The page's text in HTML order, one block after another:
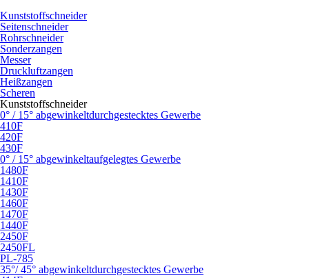
Kunststoffschneider
Seitenschneider
Rohrschneider
Sonderzangen
Messer
Druckluftzangen
Heißzangen
Scheren
Kunststoffschneider
0° / 15° abgewinkeltdurchgestecktes Gewerbe
410F
420F
430F
0° / 15° abgewinkeltaufgelegtes Gewerbe
1480F
1410F
1430F
1460F
1470F
1440F
2450F
2450FL
PL-785
35°/ 45° abgewinkeltdurchgestecktes Gewerbe